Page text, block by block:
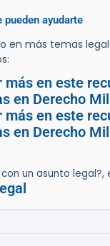
ayudarte
en más temas
más en este
en Derecho
más en este
en Derecho
un asunto legal?,